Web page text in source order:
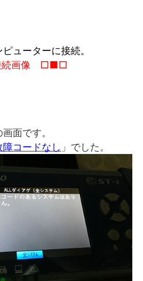
ューターに接続。
画像 □■□
面です。
コードなし 」でした。